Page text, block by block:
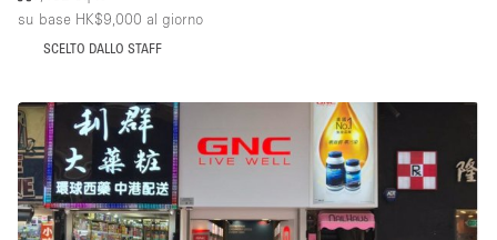
su base HK$9,000 al giorno
SCELTO DALLO STAFF